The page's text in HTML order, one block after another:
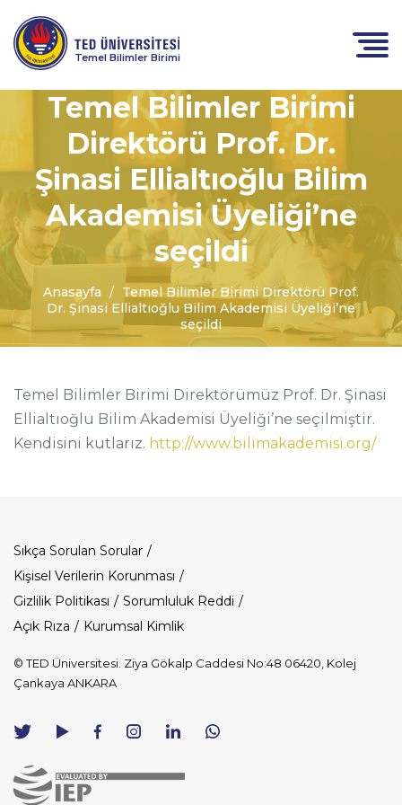
Temel Bilimler Birimi
Temel Bilimler Birimi
Direktörü Prof. Dr.
Şinasi Ellialtıoğlu Bilim
Akademisi Üyeliği’ne
seçildi
Anasayfa
Temel Bilimler Birimi Direktörü Prof.
Dr. Şinasi Ellialtıoğlu Bilim Akademisi Üyeliği’ne
seçildi
Temel Bilimler Birimi Direktörümüz Prof. Dr. Şinasi
Ellialtıoğlu Bilim Akademisi Üyeliği’ne seçilmiştir.
Kendisini kutlarız. http://www.bilimakademisi.org/
Dipnot
Sıkça Sorulan Sorular
Kişisel Verilerin Korunması
Gizlilik Politikası
Sorumluluk Reddi
Açık Rıza
Kurumsal Kimlik
© TED Üniversitesi. Ziya Gökalp Caddesi No:48 06420, Kolej
Çankaya ANKARA
TED
sayfası
TED
kanalı
TED
sayfası
TED
sayfası
TED
sayfası